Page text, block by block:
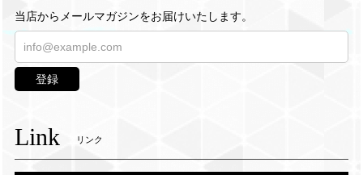
当店からメールマガジンをお届けいたします。
登録
Link リンク